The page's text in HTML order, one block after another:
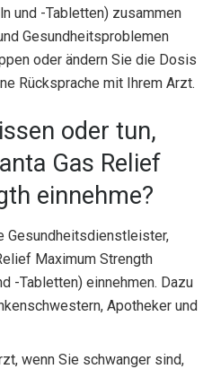
und -Tabletten) zusammen
Gesundheitsproblemen
oder ändern Sie die Dosis
Rücksprache mit Ihrem Arzt.
oder tun,
Gas Relief
einnehme?
Gesundheitsdienstleister,
Maximum Strength
-Tabletten) einnehmen. Dazu
Apotheker und
wenn Sie schwanger sind,